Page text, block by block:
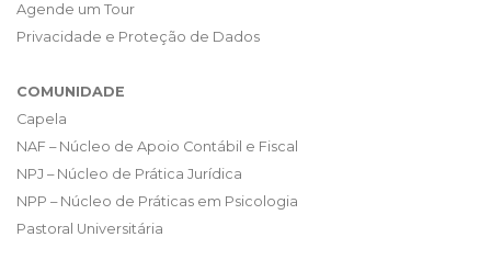
Agende um Tour
Privacidade e Proteção de Dados
COMUNIDADE
Capela
NAF – Núcleo de Apoio Contábil e Fiscal
NPJ – Núcleo de Prática Jurídica
NPP – Núcleo de Práticas em Psicologia
Pastoral Universitária